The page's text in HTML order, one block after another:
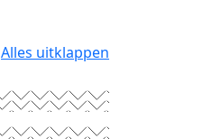
Alles uitklappen